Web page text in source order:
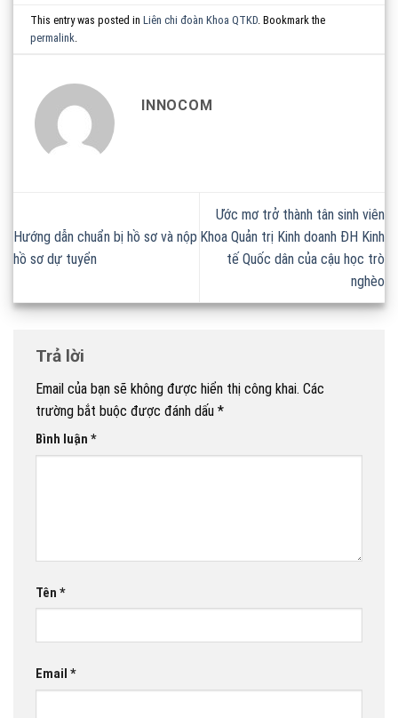
This entry was posted inLiên chi đoàn Khoa QTKD . Bookmark the
permalink
INNOCOM
Hướng dẫn chuẩn bị hồ sơ và nộp
hồ sơ dự tuyển
Ước mơ trở thành tân sinh viên
Khoa Quản trị Kinh doanh ĐH Kinh
tế Quốc dân của cậu học trò
nghèo
Trả lời
Email của bạn sẽ không được hiển thị công khai. Các
trường bắt buộc được đánh dấu *
Bình luận *
Tên *
Email *